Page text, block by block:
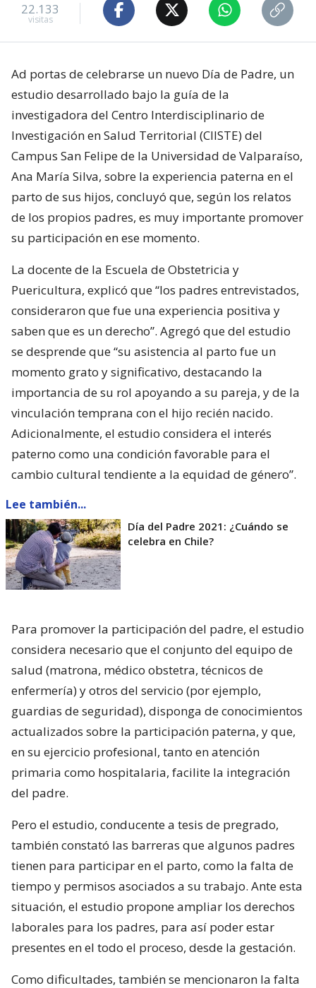
22.133
visitas
Ad portas de celebrarse un nuevo Día de Padre, un
estudio desarrollado bajo la guía de la
investigadora del Centro Interdisciplinario de
Investigación en Salud Territorial (CIISTE) del
Campus San Felipe de la Universidad de Valparaíso,
Ana María Silva, sobre la experiencia paterna en el
parto de sus hijos, concluyó que, según los relatos
de los propios padres, es muy importante promover
su participación en ese momento.
La docente de la Escuela de Obstetricia y
Puericultura, explicó que “los padres entrevistados,
consideraron que fue una experiencia positiva y
saben que es un derecho”. Agregó que del estudio
se desprende que “su asistencia al parto fue un
momento grato y significativo, destacando la
importancia de su rol apoyando a su pareja, y de la
vinculación temprana con el hijo recién nacido.
Adicionalmente, el estudio considera el interés
paterno como una condición favorable para el
cambio cultural tendiente a la equidad de género”.
Lee también...
Día del Padre 2021: ¿Cuándo se
celebra en Chile?
Para promover la participación del padre, el estudio
considera necesario que el conjunto del equipo de
salud (matrona, médico obstetra, técnicos de
enfermería) y otros del servicio (por ejemplo,
guardias de seguridad), disponga de conocimientos
actualizados sobre la participación paterna, y que,
en su ejercicio profesional, tanto en atención
primaria como hospitalaria, facilite la integración
del padre.
Pero el estudio, conducente a tesis de pregrado,
también constató las barreras que algunos padres
tienen para participar en el parto, como la falta de
tiempo y permisos asociados a su trabajo. Ante esta
situación, el estudio propone ampliar los derechos
laborales para los padres, para así poder estar
presentes en el todo el proceso, desde la gestación.
Como dificultades, también se mencionaron la falta